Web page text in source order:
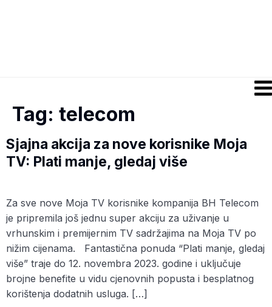
Tag: telecom
Sjajna akcija za nove korisnike Moja
TV: Plati manje, gledaj više
Za sve nove Moja TV korisnike kompanija BH Telecom
je pripremila još jednu super akciju za uživanje u
vrhunskim i premijernim TV sadržajima na Moja TV po
nižim cijenama. Fantastična ponuda “Plati manje, gledaj
više” traje do 12. novembra 2023. godine i uključuje
brojne benefite u vidu cjenovnih popusta i besplatnog
korištenja dodatnih usluga. […]